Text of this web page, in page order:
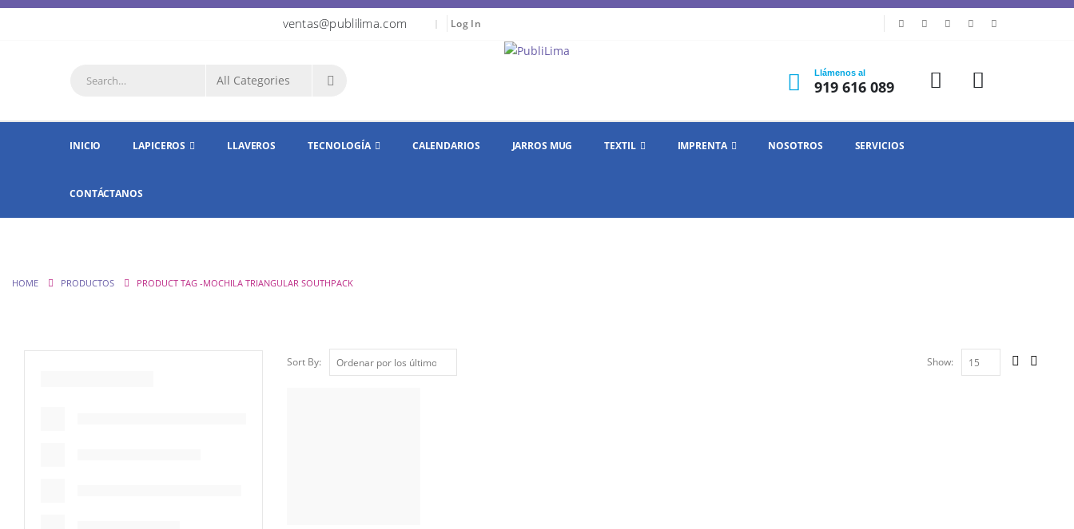
ventas@publilima.com | Log In
Llámenos al
919 616 089
INICIO LAPICEROS LLAVEROS TECNOLOGÍA CALENDARIOS JARROS MUG TEXTIL IMPRENTA NOSOTROS SERVICIOS
CONTÁCTANOS
HOME PRODUCTOS PRODUCT TAG -MOCHILA TRIANGULAR SOUTHPACK
Sort By: Show: